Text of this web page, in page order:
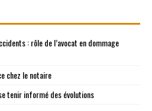
: rôle de l’avocat en dommage
chez le notaire
tenir informé des évolutions